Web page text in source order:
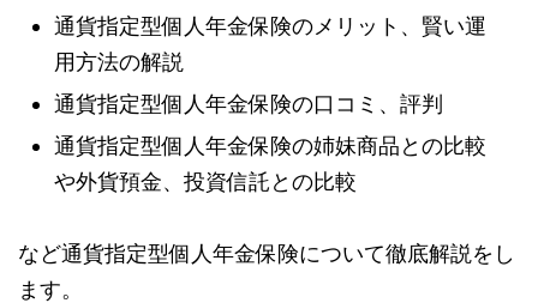
通貨指定型個人年金保険のメリット、賢い運
用方法の解説
通貨指定型個人年金保険の口コミ、評判
通貨指定型個人年金保険の姉妹商品との比較
や外貨預金、投資信託との比較
など通貨指定型個人年金保険について徹底解説をし
ます。